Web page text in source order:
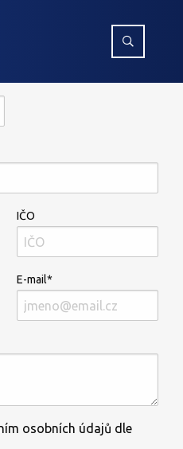
IČO
E-mail*
osobních údajů dle